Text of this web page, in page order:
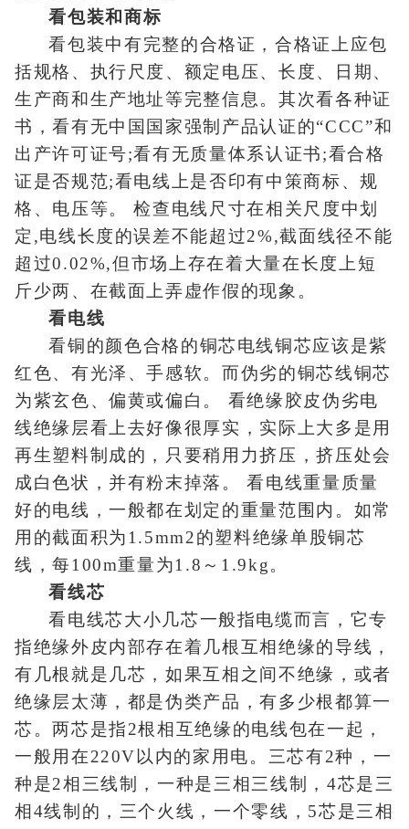
看包装和商标
看包装中有完整的合格证，合格证上应包
括规格、执行尺度、额定电压、长度、日期、
生产商和生产地址等完整信息。其次看各种证
书，看有无中国国家强制产品认证的“CCC”和
出产许可证号;看有无质量体系认证书;看合格
证是否规范;看电线上是否印有中策商标、规
格、电压等。 检查电线尺寸在相关尺度中划
定,电线长度的误差不能超过2%,截面线径不能
超过0.02%,但市场上存在着大量在长度上短
斤少两、在截面上弄虚作假的现象。
看电线
看铜的颜色合格的铜芯电线铜芯应该是紫
红色、有光泽、手感软。而伪劣的铜芯线铜芯
为紫玄色、偏黄或偏白。 看绝缘胶皮伪劣电
线绝缘层看上去好像很厚实，实际上大多是用
再生塑料制成的，只要稍用力挤压，挤压处会
成白色状，并有粉末掉落。 看电线重量质量
好的电线，一般都在划定的重量范围内。如常
用的截面积为1.5mm2的塑料绝缘单股铜芯
线，每100m重量为1.8～1.9kg。
看线芯
看电线芯大小几芯一般指电缆而言，它专
指绝缘外皮内部存在着几根互相绝缘的导线，
有几根就是几芯，如果互相之间不绝缘，或者
绝缘层太薄，都是伪类产品，有多少根都算一
芯。两芯是指2根相互绝缘的电线包在一起，
一般用在220V以内的家用电。三芯有2种，一
种是2相三线制，一种是三相三线制，4芯是三
相4线制的，三个火线，一个零线，5芯是三相